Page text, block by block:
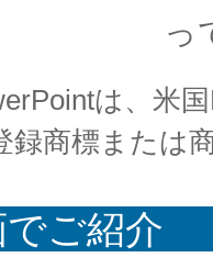
っ
は、米
録商標または
ご紹介